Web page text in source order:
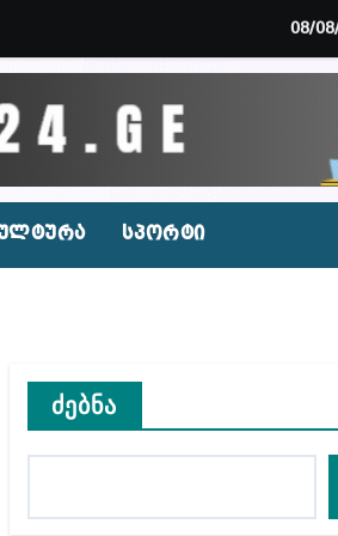
პატიმრობას ითვალისწინებს
შექმნილი რუსი
– ეკა კუპატაძე ნანუკა
საკანში მოთავსება,
ნაცვლად ცხენის ხორცი
08/
სპორტი
ძებნა